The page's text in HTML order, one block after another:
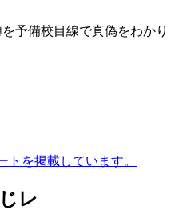
予備校目線で真偽をわかり
トを掲載しています。
レ